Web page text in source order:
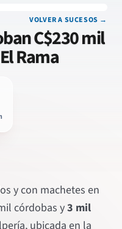
VOLVER A SUCESOS →
C$230 mil
Rama
y con machetes en
córdobas y3 mil
ubicada en la